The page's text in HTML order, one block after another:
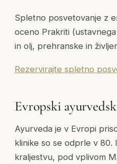
Spletno posvetovanje z
oceno Prakriti
in olj, prehranske in
Rezervirajte spletno
Evropski
Ayurveda je v Evropi
klinike so se odprle v 80.
kraljestvu, pod vplivom